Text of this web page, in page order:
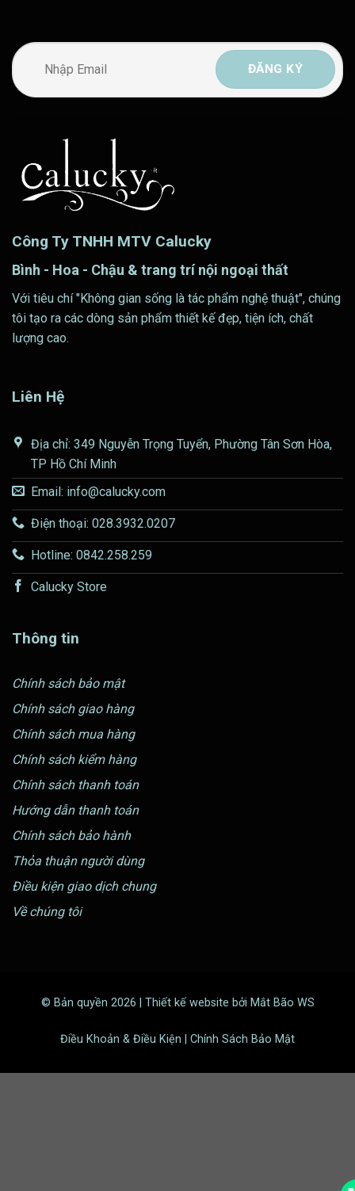
Công Ty TNHH MTV Calucky
Bình - Hoa - Chậu & trang trí nội ngoại thất
Với tiêu chí "Không gian sống là tác phẩm nghệ thuật", chúng
tôi tạo ra các dòng sản phẩm thiết kế đẹp, tiện ích, chất
lượng cao.
Liên Hệ
Địa chỉ: 349 Nguyễn Trọng Tuyển, Phường Tân Sơn Hòa,
TP Hồ Chí Minh
Email: info@calucky.com
Điện thoại: 028.3932.0207
Hotline: 0842.258.259
Calucky Store
Thông tin
Chính sách bảo mật
Chính sách giao hàng
Chính sách mua hàng
Chính sách kiểm hàng
Chính sách thanh toán
Hướng dẫn thanh toán
Chính sách bảo hành
Thỏa thuận người dùng
Điều kiện giao dịch chung
Về chúng tôi
© Bản quyền 2026 | Thiết kế website bởi Mắt Bão WS
Điều Khoản & Điều Kiện | Chính Sách Bảo Mật